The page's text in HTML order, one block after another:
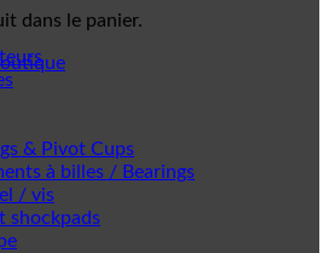
dans le panier.
& Pivot Cups
à billes / Bearings
/ vis
shockpads